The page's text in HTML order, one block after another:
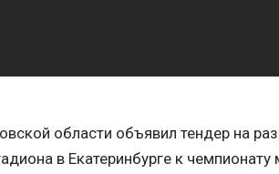
области объявил тендер на
в Екатеринбурге к